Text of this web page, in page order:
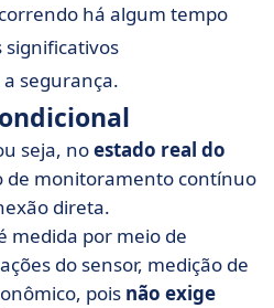
há algum tempo
significativos
segurança.
seja, noestado real do
de monitoramento contínuo
direta.
medida por meio de
do sensor, medição de
pois não exige